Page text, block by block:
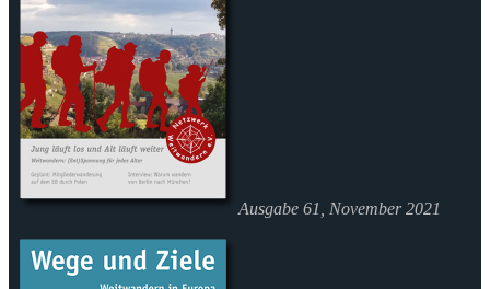
Ausgabe 61, November 2021